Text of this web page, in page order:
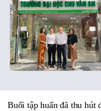
Buổi tập huấn đã thu hút